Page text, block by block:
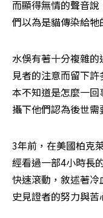
而顯得無情的聲音
們以為是貓傳染給牠
水俁有著十分複雜
見者的注意而留下
本不知道是怎麼一
攝下他們認為後世需
3年前，在美國柏克
經看過一部4小時長
快速滾動，敘述著
史見證者的努力與苦